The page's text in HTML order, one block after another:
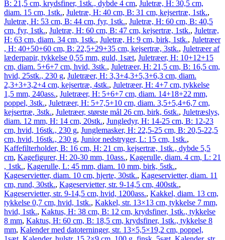
B: 21,5 cm, krydsfiner, 1stk., dybde 4 cm, Juletræ, H: 30,5 cm,
diam. 15 cm, 1stk., Juletræ, H: 40 cm, B: 31 cm, kejsertræ, 1stk.,
Juletræ, H: 53 cm, B: 44 cm, fyr, 1stk., Juletræ, H: 60 cm, B: 40,5
cm, fyr, 1stk., Juletræ, H: 60 cm, B: 47 cm, kejsertræ, 1stk., Juletræ,
H: 63 cm, diam. 34 cm, 1stk., Juletræ, H: 9 cm, birk, 1stk., Juletræer
, H: 40+50+60 cm, B: 22,5+29+35 cm, kejsertræ, 3stk., Juletræer af
læderpapir, tykkelse 0,55 mm, guld, 1sæt, Juletræer, H: 10+12+15
cm, diam. 5+6+7 cm, hvid, 3stk., Juletræer, H: 21,5 cm, B: 16,5 cm,
hvid, 25stk., 230 g, Juletræer, H: 3,3+4,3+5,3+6,3 cm, diam.
2,3+3+3,2+4 cm, kejsertræ, 4stk., Juletræer, H: 4+7 cm, tykkelse
1,5 mm, 240ass., Juletræer, H: 5+6+7 cm, diam. 14+18+22 mm,
poppel, 3stk., Juletræer, H: 5+7,5+10 cm, diam. 3,5+5,4+6,7 cm,
kejsertræ, 3stk., Juletræer, største mål 26 cm, birk, 6stk., Juletræslys,
diam. 12 mm, H: 14 cm, 20stk., Jungledyr, H: 14-25 cm, B: 12-23
cm, hvid, 16stk., 230 g, Junglemasker, H: 22,5-25 cm, B: 20,5-22,5
cm, hvid, 16stk., 230 g, Junior nedstryger, L: 15 cm, 1stk.,
Kaffefilterholder, B: 16 cm, H: 21 cm, kejsertræ, 1stk., dybde 5,5
cm, Kagefigurer, H: 20-30 mm, 10ass., Kagerulle, diam. 4 cm, L: 21
, 1stk., Kagerulle, L: 45 mm, diam. 10 mm, birk, 5stk.,
Kageservietter, diam. 10 cm, hjerte, 30stk., Kageservietter, diam. 11
cm, rund, 30stk., Kageservietter, str. 9-14,5 cm, 400stk.,
Kageservietter, str. 9-14,5 cm, hvid, 1200ass., Kakkel, diam. 13 cm,
tykkelse 0,7 cm, hvid, 1stk., Kakkel, str. 13×13 cm, tykkelse 7 mm,
hvid, 1stk., Kaktus, H: 38 cm, B: 12 cm, krydsfiner, 1stk., tykkelse
8 mm, Kaktus, H: 60 cm, B: 18,5 cm, krydsfiner, 1stk., tykkelse 8
mm, Kalender med datoterninger, str. 13×5,5×19,2 cm, poppel,